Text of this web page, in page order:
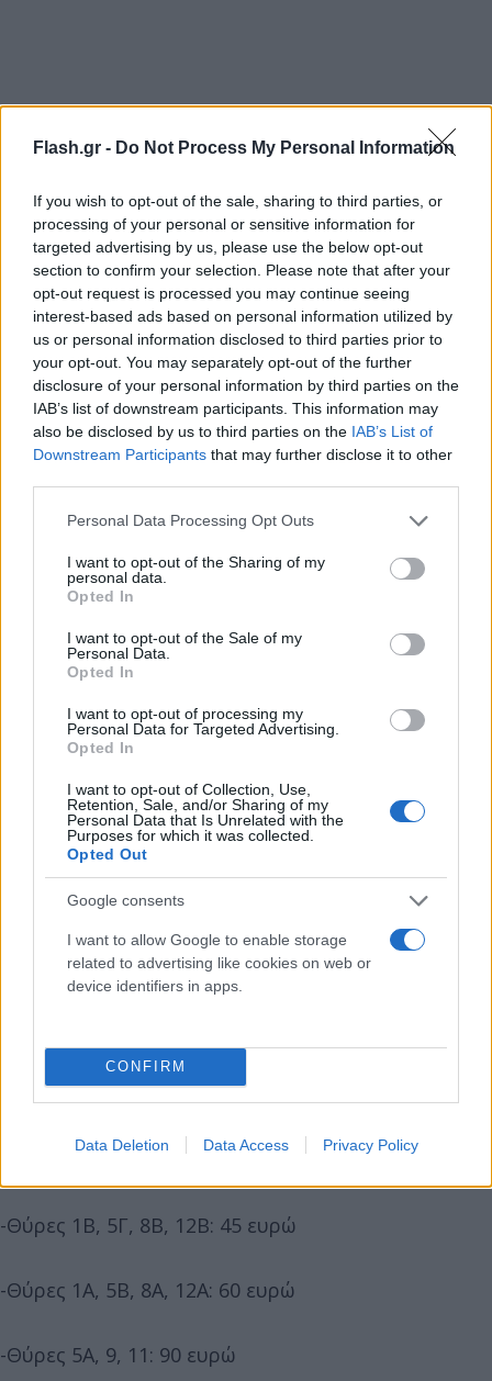
Flash.gr - Do Not Process My Personal Information
If you wish to opt-out of the sale, sharing to third parties, or
processing of your personal or sensitive information for
targeted advertising by us, please use the below opt-out
section to confirm your selection. Please note that after your
opt-out request is processed you may continue seeing
interest-based ads based on personal information utilized by
us or personal information disclosed to third parties prior to
your opt-out. You may separately opt-out of the further
disclosure of your personal information by third parties on the
IAB’s list of downstream participants. This information may
also be disclosed by us to third parties on the IAB’s List of
Downstream Participants that may further disclose it to other
Please note that this website/app uses one or more Google
not limited to your visit or usage behaviour. You may click to
grant or deny consent to Google and its third-party tags to
use your data for below specified purposes in below Google
consent section.
Personal Data Processing Opt Outs
I want to opt-out of the Sharing of my
personal data.
Opted In
I want to opt-out of the Sale of my
Personal Data.
Opted In
I want to opt-out of processing my
Personal Data for Targeted Advertising.
Opted In
I want to opt-out of Collection, Use,
Retention, Sale, and/or Sharing of my
Personal Data that Is Unrelated with the
Purposes for which it was collected.
Opted Out
Google consents
I want to allow Google to enable storage
related to advertising like cookies on web or
device identifiers in apps.
CONFIRM
Data Deletion Data Access Privacy Policy
Για την αγορά κάθε εισιτηρίου είναι υποχρεωτική η
καταχώρηση του ονόματος και του αριθμού ΑΜΚΑ
κάθε φιλάθλου. Οι κάτοχοι καρτών διαρκείας θα
εισέρχονται στο γήπεδο με την επίδειξη του
εισιτήριου wallet.
Οι τιμές των εισιτηρίων ανά θύρα έχουν ως εξής:
-Θύρες 6, 7: 25 ευρώ
-Θύρες 1Β, 5Γ, 8Β, 12Β: 45 ευρώ
-Θύρες 1Α, 5Β, 8Α, 12Α: 60 ευρώ
-Θύρες 5Α, 9, 11: 90 ευρώ